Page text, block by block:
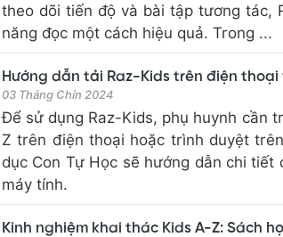
theo dõi tiến độ và bài tập tương tác,
năng đọc một cách hiệu quả. Trong ...
Hướng dẫn tải Raz-Kids trên điện thoại
03 Tháng Chín 2024
Để sử dụng Raz-Kids, phụ huynh cần
Z trên điện thoại hoặc trình duyệt
dục Con Tự Học sẽ hướng dẫn chi
máy tính.
Kinh nghiệm khai thác Kids A-Z: Sách